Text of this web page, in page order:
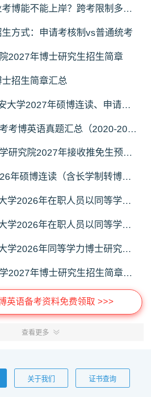
2027跨专业考博能不能上岸？跨考限制多不多？
方式：申请考核制vs普通统考
2027年博士研究生招生简章
招生简章汇总
中国人民公安大学2027年硕博连读、申请考核、本科直博博士研究生招生报名事宜的通知
全国医学统考考博英语真题汇总（2020-2026年）
南京水利科学研究院2027年接收推免生预报名公告
东华大学2026年硕博连读（含长学制转博）博士研究生拟录取名单公示
成都中医药大学2026年在职人员以同等学力申请中西医结合博士学术学位招生章程
成都中医药大学2026年在职人员以同等学力申请中医博士专业学位招生章程
河南中医药大学2026年同等学力博士研究生招生拟进入复试人员名单公示
国防科技大学2027年博士研究生招生简章（预发版）
英语备考资料免费领取 >>>
查看更多
关于我们 证书查询